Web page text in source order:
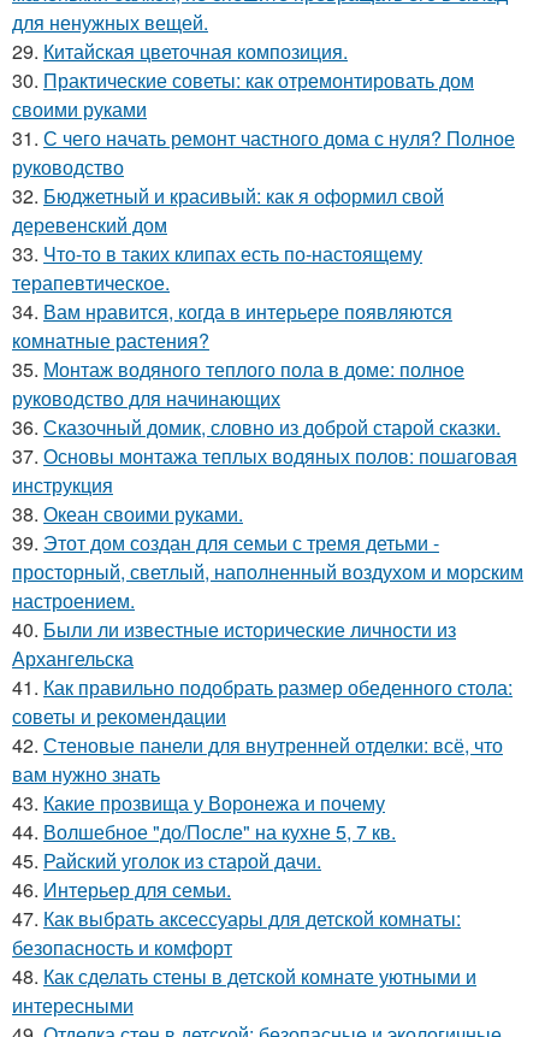
для ненужных вещей.
29. Китайская цветочная композиция.
30. Практические советы: как отремонтировать дом
своими руками
31. С чего начать ремонт частного дома с нуля? Полное
руководство
32. Бюджетный и красивый: как я оформил свой
деревенский дом
33. Что-то в таких клипах есть по-настоящему
терапевтическое.
34. Вам нравится, когда в интерьере появляются
комнатные растения?
35. Монтаж водяного теплого пола в доме: полное
руководство для начинающих
36. Сказочный домик, словно из доброй старой сказки.
37. Основы монтажа теплых водяных полов: пошаговая
инструкция
38. Океан своими руками.
39. Этот дом создан для семьи с тремя детьми -
просторный, светлый, наполненный воздухом и морским
настроением.
40. Были ли известные исторические личности из
Архангельска
41. Как правильно подобрать размер обеденного стола:
советы и рекомендации
42. Стеновые панели для внутренней отделки: всё, что
вам нужно знать
43. Какие прозвища у Воронежа и почему
44. Волшебное "до/После" на кухне 5, 7 кв.
45. Райский уголок из старой дачи.
46. Интерьер для семьи.
47. Как выбрать аксессуары для детской комнаты:
безопасность и комфорт
48. Как сделать стены в детской комнате уютными и
интересными